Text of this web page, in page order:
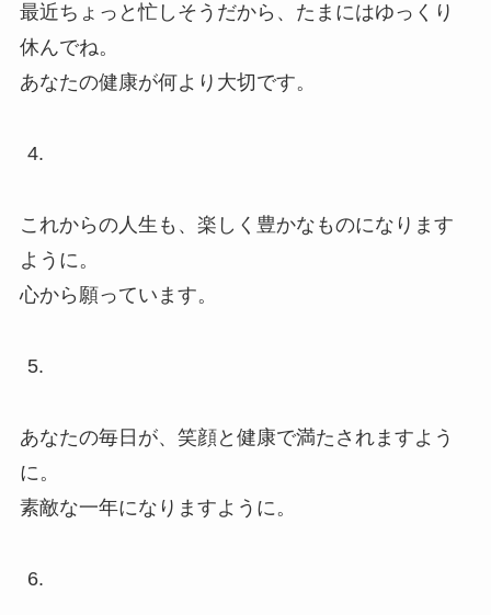
最近ちょっと忙しそうだから、たまにはゆっくり
休んでね。
あなたの健康が何より大切です。
これからの人生も、楽しく豊かなものになります
ように。
心から願っています。
あなたの毎日が、笑顔と健康で満たされますよう
に。
素敵な一年になりますように。